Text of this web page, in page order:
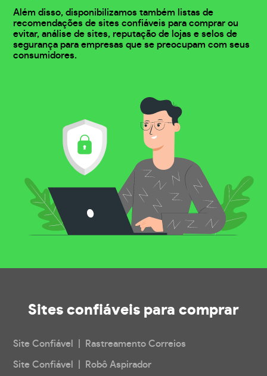
Além disso, disponibilizamos também listas de
recomendações de sites confiáveis para comprar ou
evitar, análise de sites, reputação de lojas e selos de
segurança para empresas que se preocupam com seus
consumidores.
Sites confiáveis para comprar
Site Confiável | Rastreamento Correios
Site Confiável | Robô Aspirador